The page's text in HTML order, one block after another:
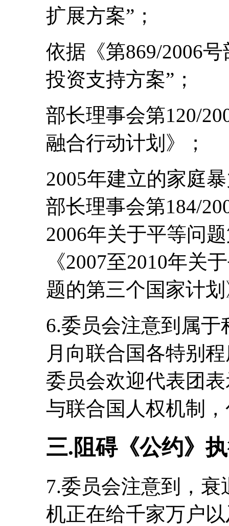
扩展方案”；
依据《第869/2006
投资支持方案”；
部长理事会第120/
融合行动计划》；
2005年建立的家庭
部长理事会第184/
2006年关于平等问
《2007至2010年关
题的第三个国家计
6.委员会注意到属于
月向联合国各特别
委员会欢迎代表团
与联合国人权机制
三.阻碍《公约》
7.委员会注意到，
机正在给千家万户